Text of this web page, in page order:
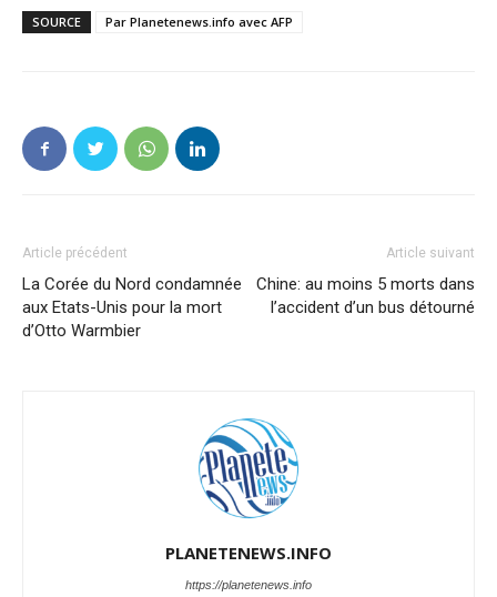
SOURCE Par Planetenews.info avec AFP
Article précédent
La Corée du Nord condamnée
aux Etats-Unis pour la mort
d’Otto Warmbier
Article suivant
Chine: au moins 5 morts dans
l’accident d’un bus détourné
PLANETENEWS.INFO
https://planetenews.info